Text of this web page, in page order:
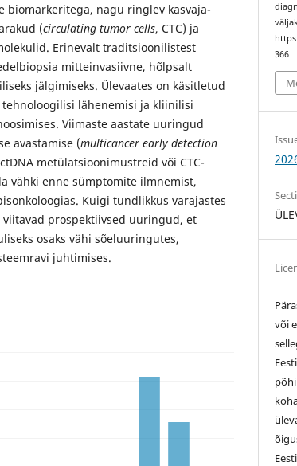
biomarkeritega, nagu ringlev kasvaja-
(circulating tumor cells, CTC) ja
Erinevalt traditsioonilistest
mitteinvasiivne, hõlpsalt
jälgimiseks. Ülevaates on käsitletud
lähenemisi ja kliinilisi
Viimaste aastate uuringud
avastamise (multicancer early detection
metülatsioonimustreid või CTC-
vähki enne sümptomite ilmnemist,
Kuigi tundlikkus varajastes
prospektiivsed uuringud, et
osaks vähi sõeluuringutes,
juhtimises.
366
või